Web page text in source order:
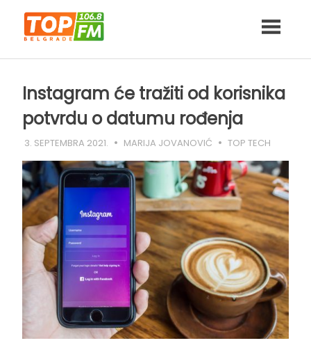
content
Instagram će tražiti od korisnika
potvrdu o datumu rođenja
3. SEPTEMBRA 2021. MARIJA JOVANOVIĆ TOP TECH